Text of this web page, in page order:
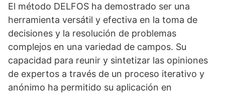
El método DELFOS ha demostrado ser una
herramienta versátil y efectiva en la toma de
decisiones y la resolución de problemas
complejos en una variedad de campos. Su
capacidad para reunir y sintetizar las opiniones
de expertos a través de un proceso iterativo y
anónimo ha permitido su aplicación en